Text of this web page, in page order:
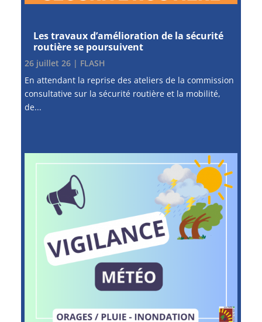
Les travaux d’amélioration de la sécurité
routière se poursuivent
26 juillet 26| FLASH
En attendant la reprise des ateliers de la commission
consultative sur la sécurité routière et la mobilité,
de...